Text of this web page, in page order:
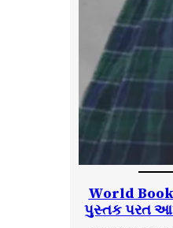
World
પુસ્તક પરત